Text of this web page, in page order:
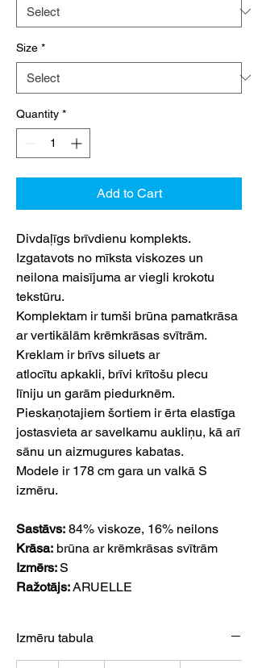
Size *
Quantity *
Add to Cart
Divdaļīgs brīvdienu komplekts.
Izgatavots no mīksta viskozes un
neilona maisījuma ar viegli krokotu
tekstūru.
Komplektam ir tumši brūna pamatkrāsa
ar vertikālām krēmkrāsas svītrām.
Kreklam ir brīvs siluets ar
atlocītu apkakli, brīvi krītošu plecu
līniju un garām piedurknēm.
Pieskaņotajiem šortiem ir ērta elastīga
jostasvieta ar savelkamu aukliņu, kā arī
sānu un aizmugures kabatas.
Modele ir 178 cm gara un valkā S
izmēru.
Sastāvs: 84% viskoze, 16% neilons
Krāsa: brūna ar krēmkrāsas svītrām
Izmērs:S
Ražotājs:ARUELLE
Izmēru tabula